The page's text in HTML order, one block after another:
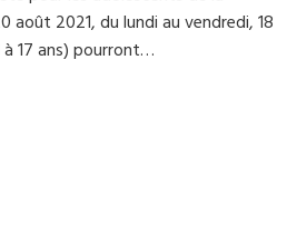
août 2021, du lundi au vendredi, 18
à 17 ans) pourront…